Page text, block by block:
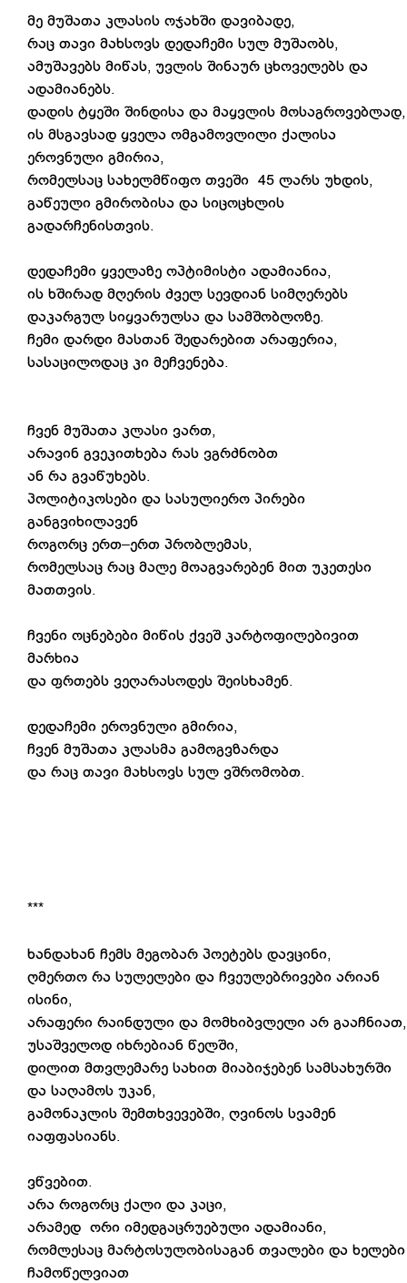
მე მუშათა კლასის ოჯახში დავიბადე,
რაც თავი მახსოვს დედაჩემი სულ მუშაობს,
ამუშავებს მიწას, უვლის შინაურ ცხოველებს და
ადამიანებს.
დადის ტყეში შინდისა და მაყვლის მოსაგროვებლად,
ის მსგავსად ყველა ომგამოვლილი ქალისა
ეროვნული გმირია,
რომელსაც სახელმწიფო თვეში 45 ლარს უხდის,
გაწეული გმირობისა და სიცოცხლის
გადარჩენისთვის.
დედაჩემი ყველაზე ოპტიმისტი ადამიანია,
ის ხშირად მღერის ძველ სევდიან სიმღერებს
დაკარგულ სიყვარულსა და სამშობლოზე.
ჩემი დარდი მასთან შედარებით არაფერია,
სასაცილოდაც კი მეჩვენება.
ჩვენ მუშათა კლასი ვართ,
არავინ გვეკითხება რას ვგრძნობთ
ან რა გვაწუხებს.
პოლიტიკოსები და სასულიერო პირები
განგვიხილავენ
როგორც ერთ–ერთ პრობლემას,
რომელსაც რაც მალე მოაგვარებენ მით უკეთესი
მათთვის.
ჩვენი ოცნებები მიწის ქვეშ კარტოფილებივით
მარხია
და ფრთებს ვეღარასოდეს შეისხამენ.
დედაჩემი ეროვნული გმირია,
ჩვენ მუშათა კლასმა გამოგვზარდა
და რაც თავი მახსოვს სულ ვშრომობთ.
***
ხანდახან ჩემს მეგობარ პოეტებს დავცინი,
ღმერთო რა სულელები და ჩვეულებრივები არიან
ისინი,
არაფერი რაინდული და მომხიბვლელი არ გააჩნიათ,
უსაშველოდ იხრებიან წელში,
დილით მთვლემარე სახით მიაბიჯებენ სამსახურში
და საღამოს უკან,
გამონაკლის შემთხვევებში, ღვინოს სვამენ
იაფფასიანს.
ვწვებით.
არა როგორც ქალი და კაცი,
არამედ ორი იმედგაცრუებული ადამიანი,
რომლესაც მარტოსულობისაგან თვალები და ხელები
ჩამოწელვიათ